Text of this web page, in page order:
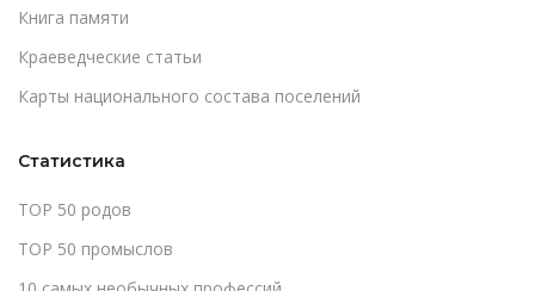
Книга памяти
Краеведческие статьи
Карты национального состава поселений
Статистика
TOP 50 родов
TOP 50 промыслов